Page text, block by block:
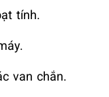
tính.
van chắn.